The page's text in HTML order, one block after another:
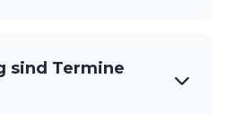
sind Termine